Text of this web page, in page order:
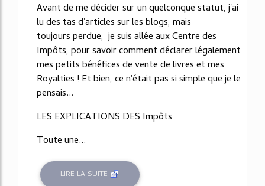
Avant de me décider sur un quelconque statut, j'ai
lu des tas d'articles sur les blogs, mais
toujours perdue, je suis allée aux Centre des
Impôts, pour savoir comment déclarer légalement
mes petits bénéfices de vente de livres et mes
Royalties ! Et bien, ce n'était pas si simple que je le
pensais...
LES EXPLICATIONS DES Impôts
Toute une...
LIRE LA SUITE